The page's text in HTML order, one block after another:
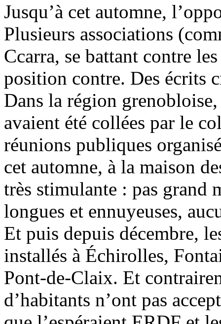
Jusqu’à cet automne,
Plusieurs associations
Ccarra, se battant contre
position contre. Des écrits
Dans la région
avaient été collées par le
réunions publiques
cet automne, à la maison
très stimulante : pas grand
longues et ennuyeuses,
Et puis depuis décembre,
installés à Échirolles,
Pont-de-Claix. Et
d’habitants n’ont pas